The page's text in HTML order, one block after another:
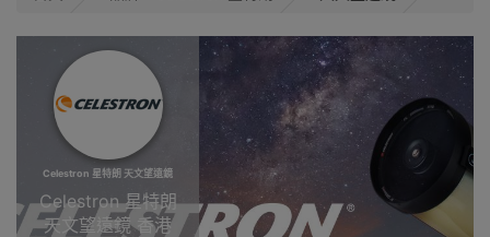
Celestron 星特朗 天文望遠鏡
Celestron 星特朗
天文望遠鏡 香港